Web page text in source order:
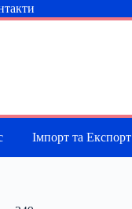
Імпорт та Експорт